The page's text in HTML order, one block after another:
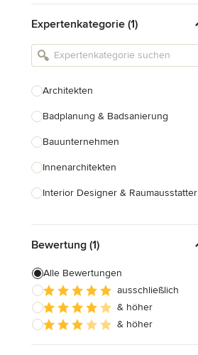
Expertenkategorie (1)
Architekten
Badplanung & Badsanierung
Bauunternehmen
Innenarchitekten
Interior Designer & Raumausstatter
Landschaftsarchitekten
Armaturen & Sanitärbedarf
Beleuchtung
Einbauschränke
Bewertung (1)
Alle Bewertungen
ausschließlich
& höher
& höher